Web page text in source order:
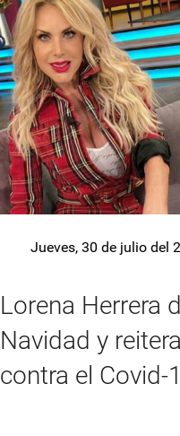
Jueves, 30 de julio del
Lorena Herrera
Navidad y
contra el Covid-